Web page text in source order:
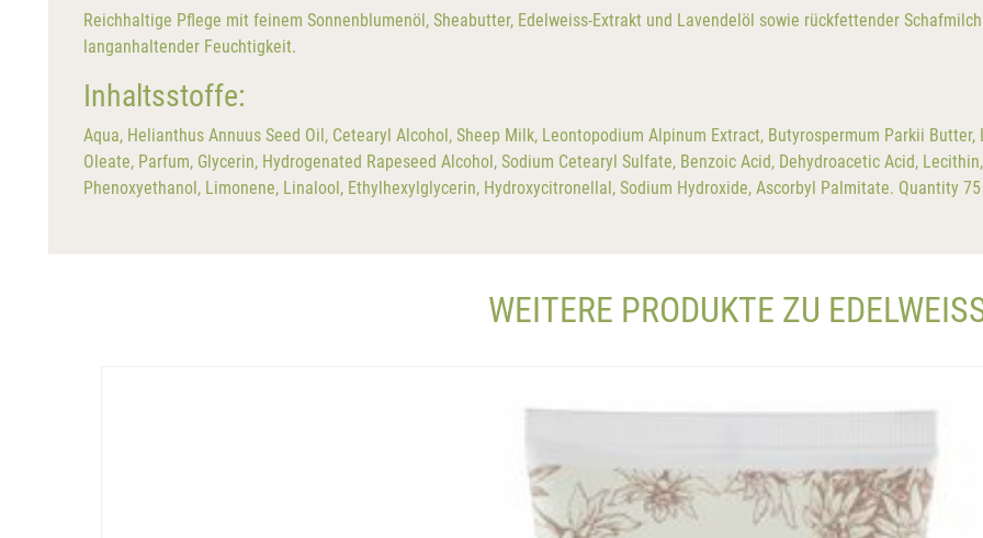
Reichhaltige Pflege mit feinem Sonnenblumenöl, Sheabutter, Edelweiss-Extrakt und Lavendelöl sowie rückfettender
langanhaltender Feuchtigkeit.
Inhaltsstoffe:
Aqua, Helianthus Annuus Seed Oil, Cetearyl Alcohol, Sheep Milk, Leontopodium Alpinum Extract, Butyrospermum Parkii
Oleate, Parfum, Glycerin, Hydrogenated Rapeseed Alcohol, Sodium Cetearyl Sulfate, Benzoic Acid, Dehydroacetic Acid,
Phenoxyethanol, Limonene, Linalool, Ethylhexylglycerin, Hydroxycitronellal, Sodium Hydroxide, Ascorbyl Palmitate. Quantity
WEITERE PRODUKTE ZU